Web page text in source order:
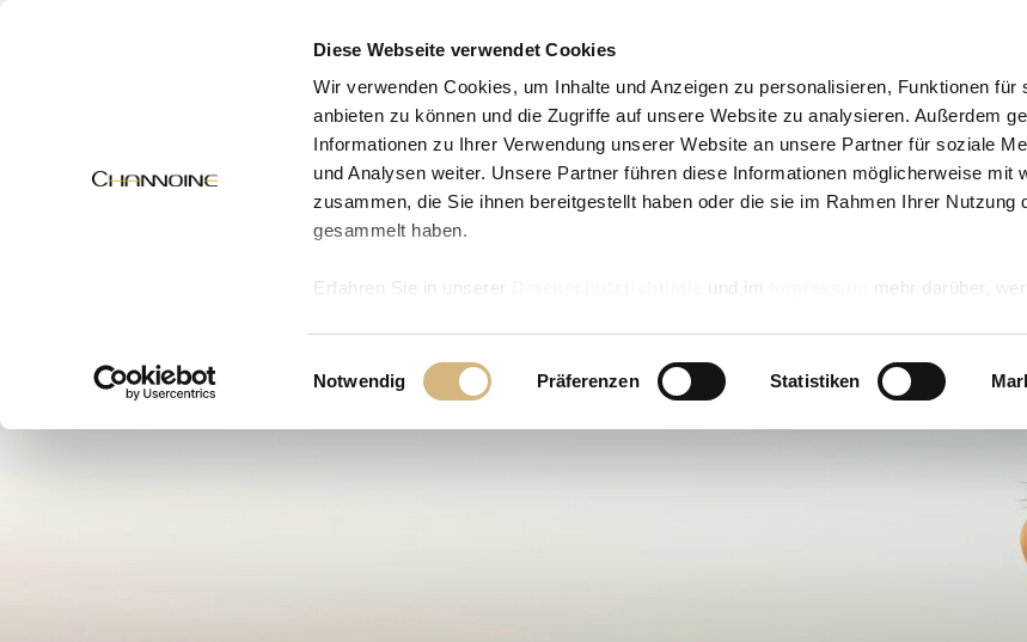
Diese Webseite verwendet Cookies
Wir verwenden Cookies, um Inhalte und Anzeigen zu personalisieren, Funktionen für
anbieten zu können und die Zugriffe auf unsere Website zu analysieren. Außerdem
Informationen zu Ihrer Verwendung unserer Website an unsere Partner für soziale
und Analysen weiter. Unsere Partner führen diese Informationen möglicherweise mit
zusammen, die Sie ihnen bereitgestellt haben oder die sie im Rahmen Ihrer Nutzung
gesammelt haben.
Erfahren Sie in unserer und im
mehr darüber,
Einwilligungsauswahl
Notwendig Präferenzen Statistiken